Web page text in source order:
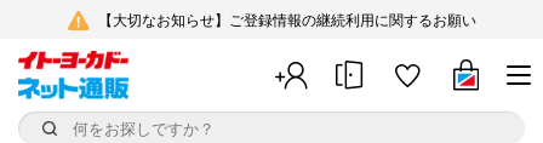
【大切なお知らせ】ご登録情報の継続利用に関するお願い